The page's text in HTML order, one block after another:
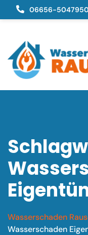
06656-5047950
Wasserschaden
Wasserschaden